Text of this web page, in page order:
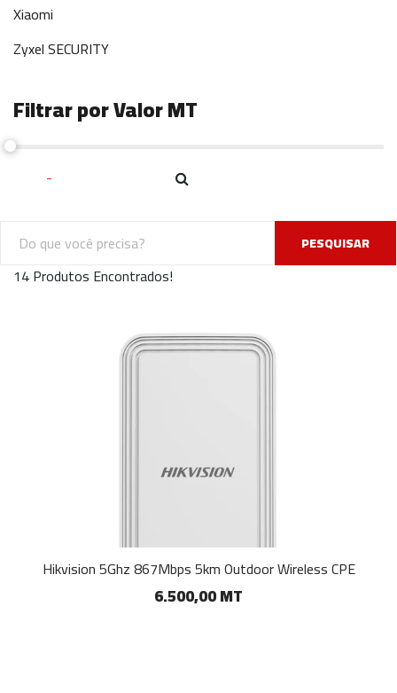
Xiaomi
Zyxel SECURITY
Filtrar por Valor MT
PESQUISAR
14 Produtos Encontrados!
Hikvision 5Ghz 867Mbps 5km Outdoor Wireless CPE
6.500,00 MT